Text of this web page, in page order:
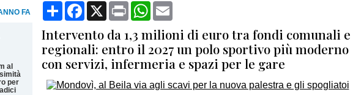
FA
al
per
CondividiFacebook
X Print WhatsApp
Intervento da 1,3 milioni di euro tra fondi comunali e
regionali: entro il 2027 un polo sportivo più moderno
con servizi, infermeria e spazi per le gare